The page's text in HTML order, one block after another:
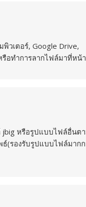
วเตอร์, Google Drive,
รือทำการลากไฟล์มาที่หน้
jbig หรือรูปแบบไฟล์อื่นต
ธ์(รองรับรูปแบบไฟล์มาก